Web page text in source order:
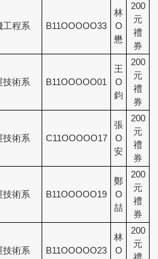
工程系 B11OOOOO33
林
O
懋
200
元
禮
券
技術系 B11OOOOO01
王
O
鈞
200
元
禮
券
技術系 C11OOOOO17
張
O
安
200
元
禮
券
技術系 B11OOOOO19
鄭
O
喆
200
元
禮
券
技術系 B11OOOOO23
林
O
200
元